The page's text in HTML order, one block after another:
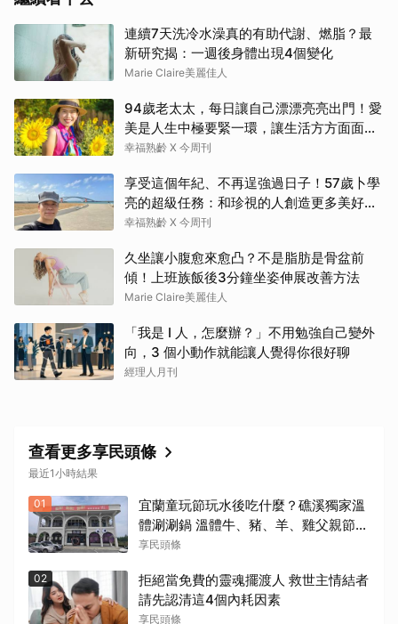
連續7天洗冷水澡真的有助代謝、燃脂？最
新研究揭：一週後身體出現4個變化
Marie Claire美麗佳人
94歲老太太，每日讓自己漂漂亮亮出門！愛
美是人生中極要緊一環，讓生活方方面面，
更加豐富有樂趣
幸福熟齡 X 今周刊
享受這個年紀、不再逞強過日子！57歲卜學
亮的超級任務：和珍視的人創造更多美好記
憶
幸福熟齡 X 今周刊
久坐讓小腹愈來愈凸？不是脂肪是骨盆前
傾！上班族飯後3分鐘坐姿伸展改善方法
Marie Claire美麗佳人
「我是 I 人，怎麼辦？」不用勉強自己變外
向，3 個小動作就能讓人覺得你很好聊
經理人月刊
查看更多享民頭條
最近1小時結果
01
宜蘭童玩節玩水後吃什麼？礁溪獨家溫
體涮涮鍋 溫體牛、豬、羊、雞父親節聚
餐新選擇
享民頭條
02
拒絕當免費的靈魂擺渡人 救世主情結者
請先認清這4個內耗因素
享民頭條